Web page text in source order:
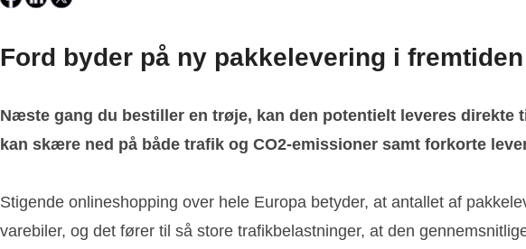
Ford byder på ny pakkelevering i fremtiden
Næste gang du bestiller en trøje, kan den potentielt leveres
kan skære ned på både trafik og CO2-emissioner samt forkorte
Stigende onlineshopping over hele Europa betyder, at antallet af
varebiler, og det fører til så store trafikbelastninger, at den